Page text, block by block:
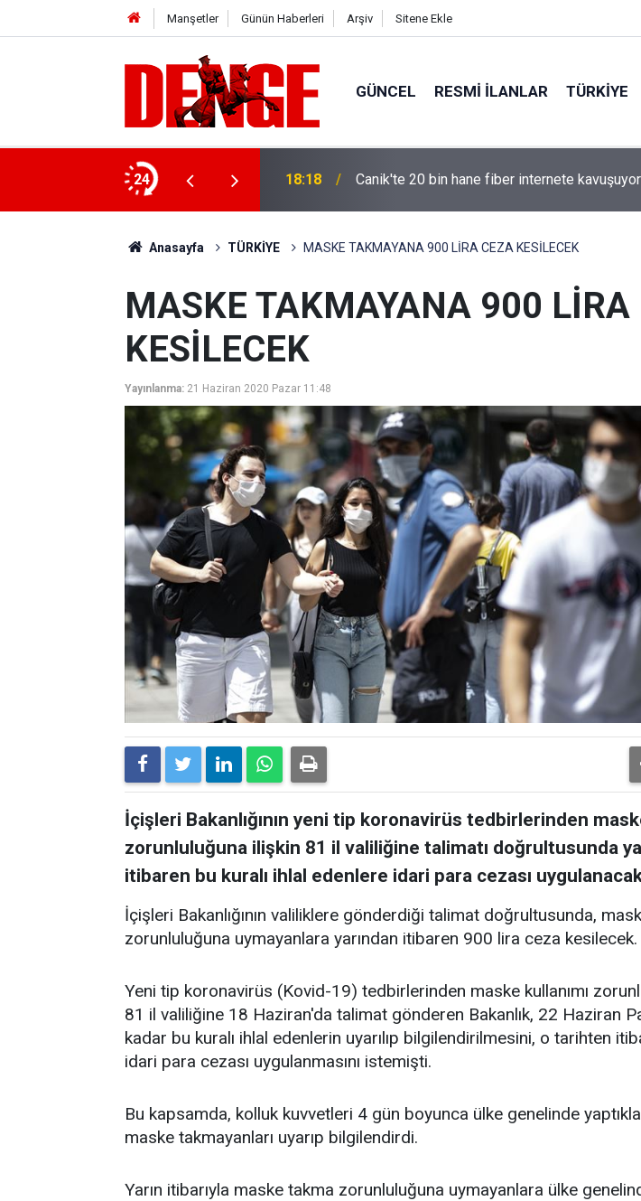
Manşetler Günün Haberleri Arşiv Sitene Ekle
GÜNCEL RESMI İLANLAR TÜRKİYE
24
kadar devam edecek 18:18 Canik'te 20 bin hane fiber internete kavuşuyor
Anasayfa TÜRKİYE MASKE TAKMAYANA 900 LİRA CEZA KESİLECEK
MASKE TAKMAYANA 900 LİRA
KESİLECEK
Yayınlanma: 21 Haziran 2020 Pazar 11:48
İçişleri Bakanlığının yeni tip koronavirüs tedbirlerinden
zorunluluğuna ilişkin 81 il valiliğine talimatı doğrultusunda
itibaren bu kuralı ihlal edenlere idari para cezası
İçişleri Bakanlığının valiliklere gönderdiği talimat doğrultusunda,
zorunluluğuna uymayanlara yarından itibaren 900 lira ceza kesilecek.
Yeni tip koronavirüs (Kovid-19) tedbirlerinden maske kullanımı
81 il valiliğine 18 Haziran'da talimat gönderen Bakanlık, 22 Haziran
kadar bu kuralı ihlal edenlerin uyarılıp bilgilendirilmesini, o tarihten
idari para cezası uygulanmasını istemişti.
Bu kapsamda, kolluk kuvvetleri 4 gün boyunca ülke genelinde
maske takmayanları uyarıp bilgilendirdi.
Yarın itibarıyla maske takma zorunluluğuna uymayanlara ülke